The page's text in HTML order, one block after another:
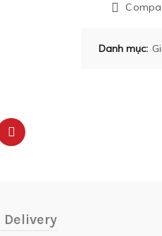
Danh mục: